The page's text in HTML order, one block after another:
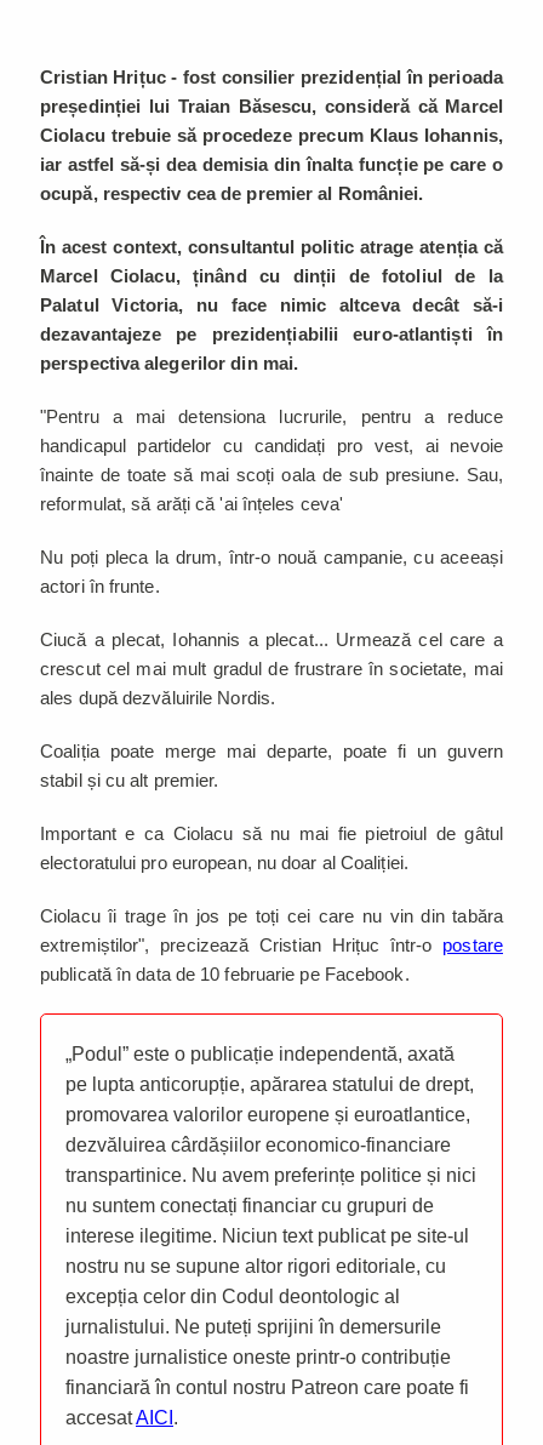
Cristian Hrițuc - fost consilier prezidențial în perioada
președinției lui Traian Băsescu, consideră că Marcel
Ciolacu trebuie să procedeze precum Klaus Iohannis,
iar astfel să-și dea demisia din înalta funcție pe care o
ocupă, respectiv cea de premier al României.
În acest context, consultantul politic atrage atenția că
Marcel Ciolacu, ținând cu dinții de fotoliul de la
Palatul Victoria, nu face nimic altceva decât să-i
dezavantajeze pe prezidențiabilii euro-atlantiști în
perspectiva alegerilor din mai.
"Pentru a mai detensiona lucrurile, pentru a reduce
handicapul partidelor cu candidați pro vest, ai nevoie
înainte de toate să mai scoți oala de sub presiune. Sau,
reformulat, să arăți că 'ai înțeles ceva'
Nu poți pleca la drum, într-o nouă campanie, cu aceeași
actori în frunte.
Ciucă a plecat, Iohannis a plecat... Urmează cel care a
crescut cel mai mult gradul de frustrare în societate, mai
ales după dezvăluirile Nordis.
Coaliția poate merge mai departe, poate fi un guvern
stabil și cu alt premier.
Important e ca Ciolacu să nu mai fie pietroiul de gâtul
electoratului pro european, nu doar al Coaliției.
Ciolacu îi trage în jos pe toți cei care nu vin din tabăra
extremiștilor", precizează Cristian Hrițuc într-o postare
publicată în data de 10 februarie pe Facebook.
„Podul” este o publicație independentă, axată
pe lupta anticorupție, apărarea statului de drept,
promovarea valorilor europene și euroatlantice,
dezvăluirea cârdășiilor economico-financiare
transpartinice. Nu avem preferințe politice și nici
nu suntem conectați financiar cu grupuri de
interese ilegitime. Niciun text publicat pe site-ul
nostru nu se supune altor rigori editoriale, cu
excepția celor din Codul deontologic al
jurnalistului. Ne puteți sprijini în demersurile
noastre jurnalistice oneste printr-o contribuție
financiară în contul nostru Patreon care poate fi
accesatAICI .